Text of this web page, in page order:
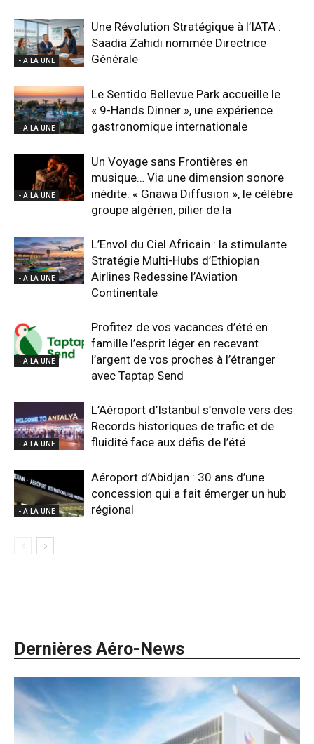
- A LA UNE
Une Révolution Stratégique à l’IATA :
Saadia Zahidi nommée Directrice
Générale
- A LA UNE
Le Sentido Bellevue Park accueille le
« 9-Hands Dinner », une expérience
gastronomique internationale
- A LA UNE
Un Voyage sans Frontières en
musique… Via une dimension sonore
inédite. « Gnawa Diffusion », le célèbre
groupe algérien, pilier de la
- A LA UNE
L’Envol du Ciel Africain : la stimulante
Stratégie Multi-Hubs d’Ethiopian
Airlines Redessine l’Aviation
Continentale
- A LA UNE
Profitez de vos vacances d’été en
famille l’esprit léger en recevant
l’argent de vos proches à l’étranger
avec Taptap Send
- A LA UNE
L’Aéroport d’Istanbul s’envole vers des
Records historiques de trafic et de
fluidité face aux défis de l’été
- A LA UNE
Aéroport d’Abidjan : 30 ans d’une
concession qui a fait émerger un hub
régional
Dernières Aéro-News